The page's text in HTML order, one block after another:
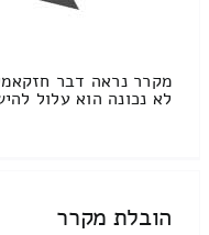
מקרר נראה דבר
לא נכונה הוא עלול
הובלת מקרר